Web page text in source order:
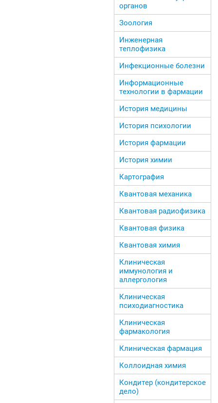
органов
Зоология
Инженерная
теплофизика
Инфекционные болезни
Информационные
технологии в фармации
История медицины
История психологии
История фармации
История химии
Картография
Квантовая механика
Квантовая радиофизика
Квантовая физика
Квантовая химия
Клиническая
иммунология и
аллергология
Клиническая
психодиагностика
Клиническая
фармакология
Клиническая фармация
Коллоидная химия
Кондитер (кондитерское
дело)